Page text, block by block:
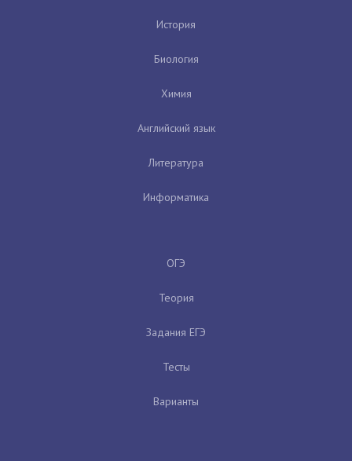
История
Биология
Химия
Английский язык
Литература
Информатика
ОГЭ
Теория
Задания ЕГЭ
Тесты
Варианты